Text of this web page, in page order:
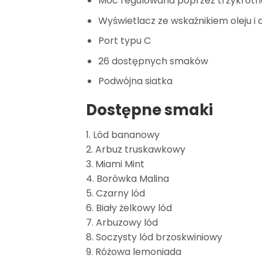
Wyświetlacz ze wskaźnikiem oleju i
Port typu C
26 dostępnych smaków
Podwójna siatka
Dostępne smaki
1. Lód bananowy
2. Arbuz truskawkowy
3. Miami Mint
4. Borówka Malina
5. Czarny lód
6. Biały żelkowy lód
7. Arbuzowy lód
8. Soczysty lód brzoskwiniowy
9. Różowa lemoniada